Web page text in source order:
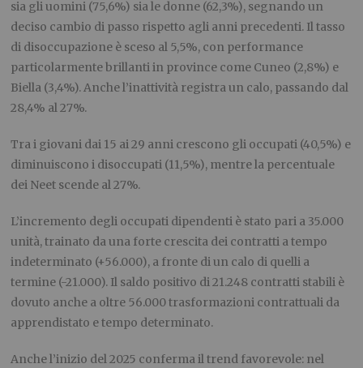
sia gli uomini (75,6%) sia le donne (62,3%), segnando un
deciso cambio di passo rispetto agli anni precedenti. Il tasso
di disoccupazione è sceso al 5,5%, con performance
particolarmente brillanti in province come Cuneo (2,8%) e
Biella (3,4%). Anche l’inattività registra un calo, passando dal
28,4% al 27%.
Tra i giovani dai 15 ai 29 anni crescono gli occupati (40,5%) e
diminuiscono i disoccupati (11,5%), mentre la percentuale
dei Neet scende al 27%.
L’incremento degli occupati dipendenti è stato pari a 35.000
unità, trainato da una forte crescita dei contratti a tempo
indeterminato (+56.000), a fronte di un calo di quelli a
termine (-21.000). Il saldo positivo di 21.248 contratti stabili è
dovuto anche a oltre 56.000 trasformazioni contrattuali da
apprendistato e tempo determinato.
Anche l’inizio del 2025 conferma il trend favorevole: nel